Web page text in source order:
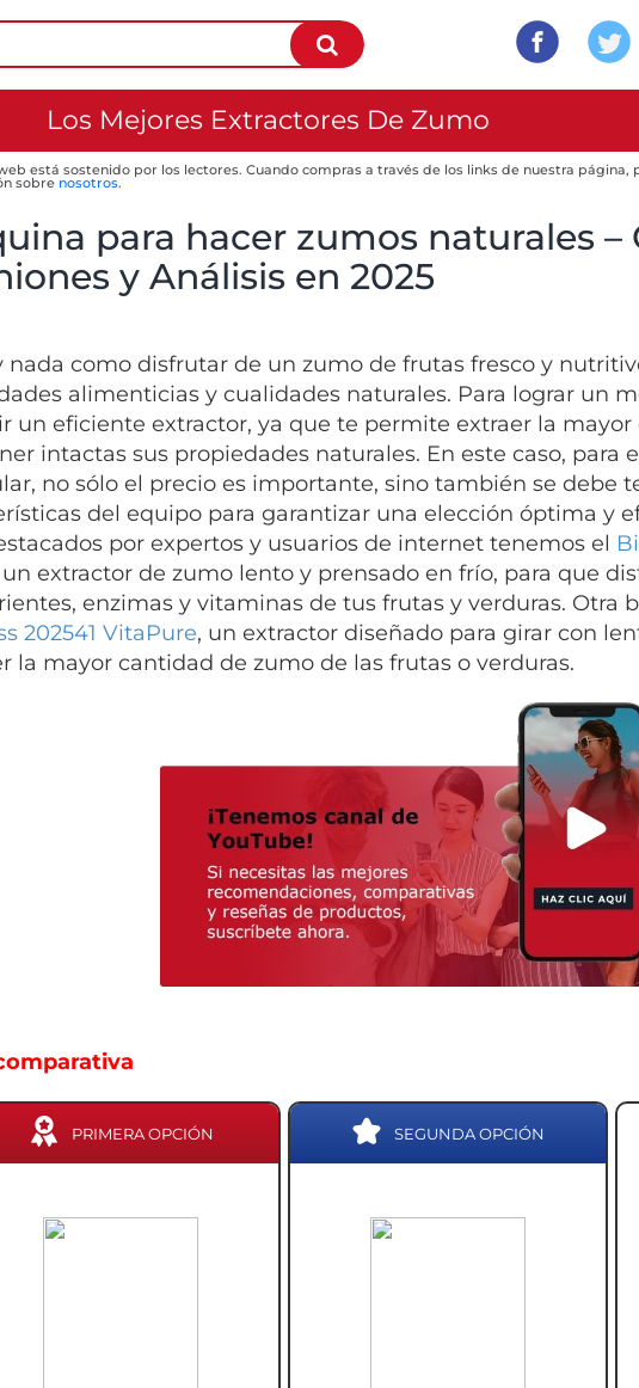
Los Mejores Extractores De Zumo
está sostenido por los lectores. Cuando compras a través de los links de nuestra
sobre nosotros.
para hacer zumos naturales –
y Análisis en 2025
nada como disfrutar de un zumo de frutas fresco y
alimenticias y cualidades naturales. Para lograr un
un eficiente extractor, ya que te permite extraer la
intactas sus propiedades naturales. En este caso, para
no sólo el precio es importante, sino también se debe
del equipo para garantizar una elección óptima y
por expertos y usuarios de internet tenemos el
un extractor de zumo lento y prensado en frío, para que
enzimas y vitaminas de tus frutas y verduras. Otra
202541 VitaPure, un extractor diseñado para girar con
la mayor cantidad de zumo de las frutas o verduras.
PRIMERA OPCIÓN SEGUNDA OPCIÓN